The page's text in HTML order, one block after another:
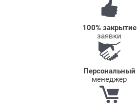
100% закрытие
заявки
Персональный
менеджер